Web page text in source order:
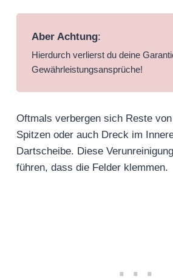
Aber Achtung:
Hierdurch verlierst du deine
Gewährleistungsansprüche!
Oftmals verbergen sich Reste
Spitzen oder auch Dreck im
Dartscheibe. Diese
führen, dass die Felder klemmen.